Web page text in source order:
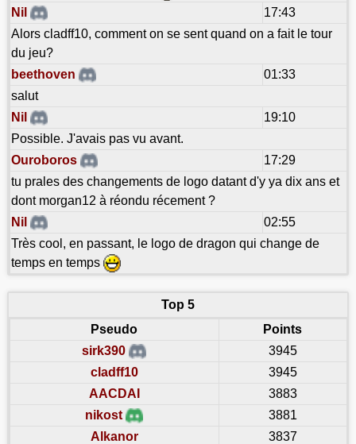
Nil
17:43
Alors cladff10, comment on se sent quand on a fait le tour
du jeu?
beethoven
01:33
salut
Nil
19:10
Possible. J'avais pas vu avant.
Ouroboros
17:29
tu prales des changements de logo datant d'y ya dix ans et
dont morgan12 à réondu récement ?
Nil
02:55
Très cool, en passant, le logo de dragon qui change de
temps en temps
Top 5
Pseudo
Points
sirk390
3945
cladff10
3945
AACDAI
3883
nikost
3881
Alkanor
3837